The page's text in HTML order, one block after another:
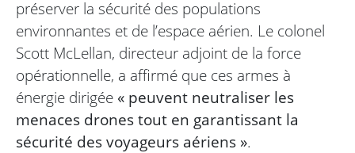
préserver la sécurité des populations
environnantes et de l’espace aérien. Le colonel
Scott McLellan, directeur adjoint de la force
opérationnelle, a affirmé que ces armes à
énergie dirigée « peuvent neutraliser les
menaces drones tout en garantissant la
sécurité des voyageurs aériens ».